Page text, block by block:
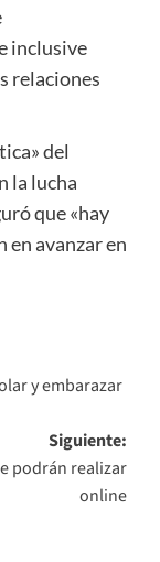
inclusive
relaciones
del
la lucha
que «hay
en avanzar en
y embarazar
Siguiente:
podrán realizar
online